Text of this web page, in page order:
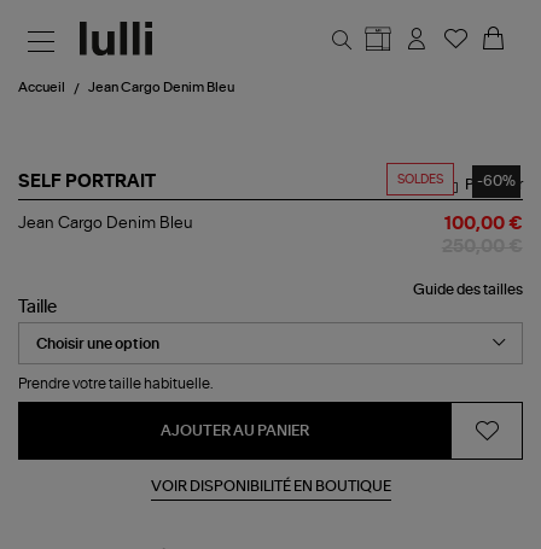
Accueil Jean Cargo Denim Bleu
SOLDES -60%
SELF PORTRAIT
Jean
Partager
Jean Cargo Denim Bleu 100,00 €
Guide des tailles
Taille
Prendre votre taille habituelle.
AJOUTER AU PANIER
VOIR DISPONIBILITÉ EN BOUTIQUE